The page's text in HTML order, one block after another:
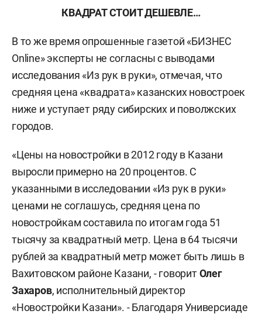
КВАДРАТ СТОИТ ДЕШЕВЛЕ…
В то же время опрошенные газетой «БИЗНЕС
Online» эксперты не согласны с выводами
исследования «Из рук в руки», отмечая, что
средняя цена «квадрата» казанских новостроек
ниже и уступает ряду сибирских и поволжских
городов.
«Цены на новостройки в 2012 году в Казани
выросли примерно на 20 процентов. С
указанными в исследовании «Из рук в руки»
ценами не соглашусь, средняя цена по
новостройкам составила по итогам года 51
тысячу за квадратный метр. Цена в 64 тысячи
рублей за квадратный метр может быть лишь в
Вахитовском районе Казани, - говоритОлег
Захаров, исполнительный директор
«Новостройки Казани». - Благодаря Универсиаде